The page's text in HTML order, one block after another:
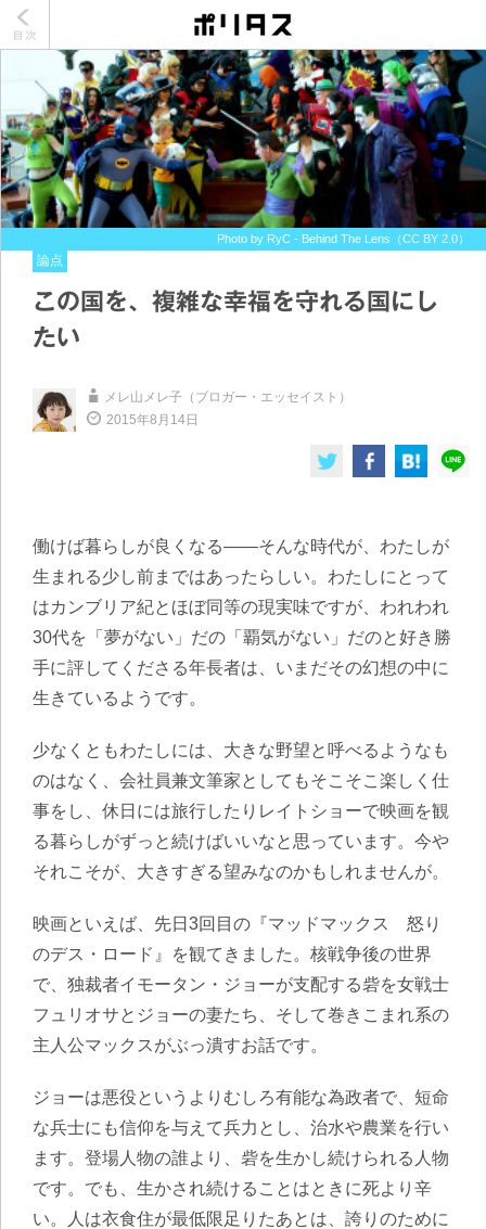
Photo by RyC - Behind The Lens（CC BY 2.0）
論点
この国を、複雑な幸福を守れる国にし
たい
メレ山メレ子（ブロガー・エッセイスト）
2015年8月14日
働けば暮らしが良くなる――そんな時代が、わたしが
生まれる少し前まではあったらしい。わたしにとって
はカンブリア紀とほぼ同等の現実味ですが、われわれ
30代を「夢がない」だの「覇気がない」だのと好き勝
手に評してくださる年長者は、いまだその幻想の中に
生きているようです。
少なくともわたしには、大きな野望と呼べるようなも
のはなく、会社員兼文筆家としてもそこそこ楽しく仕
事をし、休日には旅行したりレイトショーで映画を観
る暮らしがずっと続けばいいなと思っています。今や
それこそが、大きすぎる望みなのかもしれませんが。
映画といえば、先日3回目の『マッドマックス 怒り
のデス・ロード』を観てきました。核戦争後の世界
で、独裁者イモータン・ジョーが支配する砦を女戦士
フュリオサとジョーの妻たち、そして巻きこまれ系の
主人公マックスがぶっ潰すお話です。
ジョーは悪役というよりむしろ有能な為政者で、短命
な兵士にも信仰を与えて兵力とし、治水や農業を行い
ます。登場人物の誰より、砦を生かし続けられる人物
です。でも、生かされ続けることはときに死より辛
い。人は衣食住が最低限足りたあとは、誇りのために